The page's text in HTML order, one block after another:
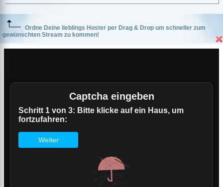
Ordne Deine lieblings Hoster per Drag & Drop um schneller zum
gewünschten Stream zu kommen!